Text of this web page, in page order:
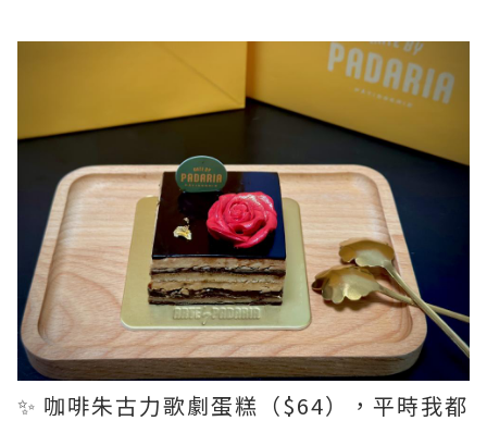
✨ 咖啡朱古力歌劇蛋糕（$64），平時我都